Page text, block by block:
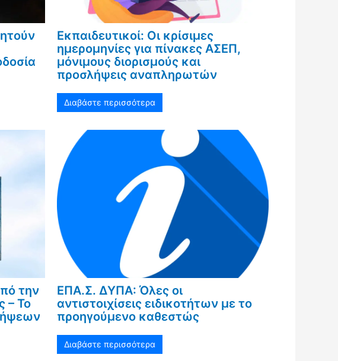
Εκπαιδευτικοί: Οι κρίσιμες
ημερομηνίες για πίνακες ΑΣΕΠ,
μόνιμους διορισμούς και
προσλήψεις αναπληρωτών
Διαβάστε περισσότερα
την
– Το
ΕΠΑ.Σ. ΔΥΠΑ: Όλες οι
αντιστοιχίσεις ειδικοτήτων με το
προηγούμενο καθεστώς
Διαβάστε περισσότερα